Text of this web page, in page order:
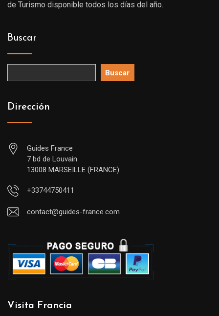
de Turismo disponible todos los días del año.
Buscar
Buscar
Dirección
Guides France
7 bd de Louvain
13008 MARSEILLE (FRANCE)
+33744750411
contact@guides-france.com
Visita Francia